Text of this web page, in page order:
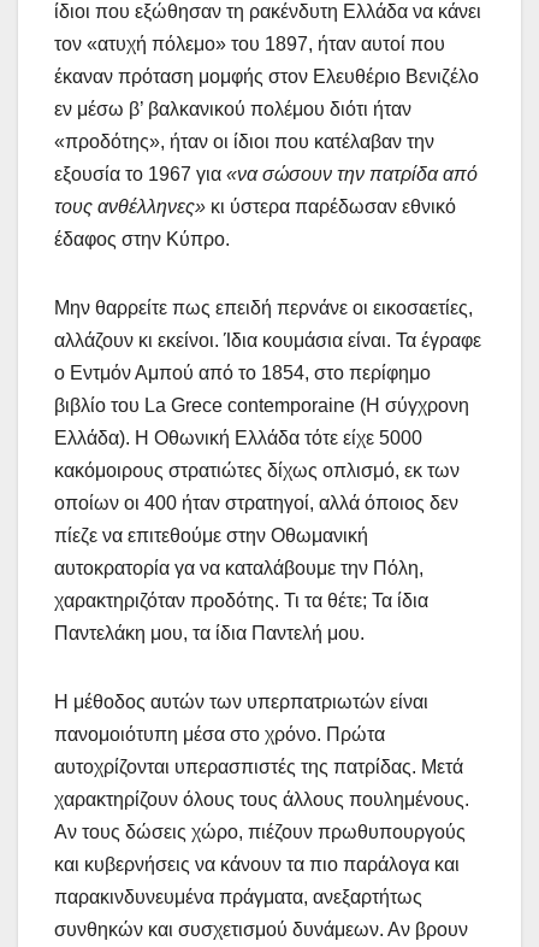
ίδιοι που εξώθησαν τη ρακένδυτη Ελλάδα να κάνει
τον «ατυχή πόλεμο» του 1897, ήταν αυτοί που
έκαναν πρόταση μομφής στον Ελευθέριο Βενιζέλο
εν μέσω β’ βαλκανικού πολέμου διότι ήταν
«προδότης», ήταν οι ίδιοι που κατέλαβαν την
εξουσία το 1967 για «να σώσουν την πατρίδα από
τους ανθέλληνες» κι ύστερα παρέδωσαν εθνικό
έδαφος στην Κύπρο.
Μην θαρρείτε πως επειδή περνάνε οι εικοσαετίες,
αλλάζουν κι εκείνοι. Ίδια κουμάσια είναι. Τα έγραφε
ο Εντμόν Αμπού από το 1854, στο περίφημο
βιβλίο του La Grece contemporaine (Η σύγχρονη
Ελλάδα). Η Οθωνική Ελλάδα τότε είχε 5000
κακόμοιρους στρατιώτες δίχως οπλισμό, εκ των
οποίων οι 400 ήταν στρατηγοί, αλλά όποιος δεν
πίεζε να επιτεθούμε στην Οθωμανική
αυτοκρατορία γα να καταλάβουμε την Πόλη,
χαρακτηριζόταν προδότης. Τι τα θέτε; Τα ίδια
Παντελάκη μου, τα ίδια Παντελή μου.
Η μέθοδος αυτών των υπερπατριωτών είναι
πανομοιότυπη μέσα στο χρόνο. Πρώτα
αυτοχρίζονται υπερασπιστές της πατρίδας. Μετά
χαρακτηρίζουν όλους τους άλλους πουλημένους.
Αν τους δώσεις χώρο, πιέζουν πρωθυπουργούς
και κυβερνήσεις να κάνουν τα πιο παράλογα και
παρακινδυνευμένα πράγματα, ανεξαρτήτως
συνθηκών και συσχετισμού δυνάμεων. Αν βρουν